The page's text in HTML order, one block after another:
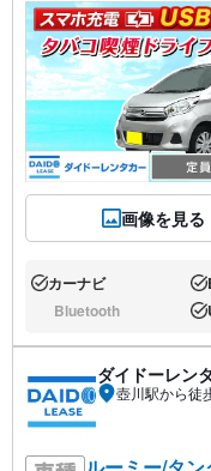
画像を見る
あり:カーナビ あ
なし:Bluetooth あ
ダイドーレン
壺川駅から徒